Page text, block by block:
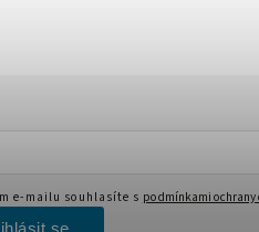
e-mailu souhlasíte s podmínkami
se